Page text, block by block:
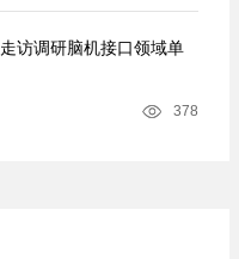
访调研脑机接口领域单
378